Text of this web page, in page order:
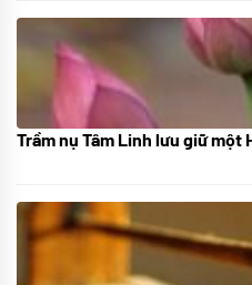
05/10/2025
Trầm nụ Tâm Linh lưu giữ một